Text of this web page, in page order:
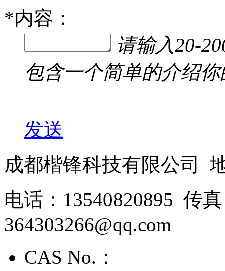
*内容：
请输入20-
包含一个简单的介绍
发送
成都楷锋科技有限公司
电话：13540820895 传
364303266@qq.com
CAS No.：